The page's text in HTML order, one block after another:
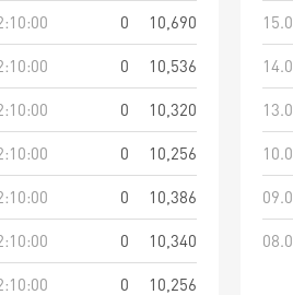
0
10,690
0
10,536
0
10,320
0
10,256
0
10,386
0
10,340
0
10,256